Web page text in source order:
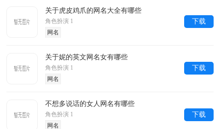
关于虎皮鸡爪的网名大全有哪些
角色扮演 1
网名
下载
关于妮的英文网名女有哪些
角色扮演 1
网名
下载
不想多说话的女人网名有哪些
角色扮演 1
网名
下载